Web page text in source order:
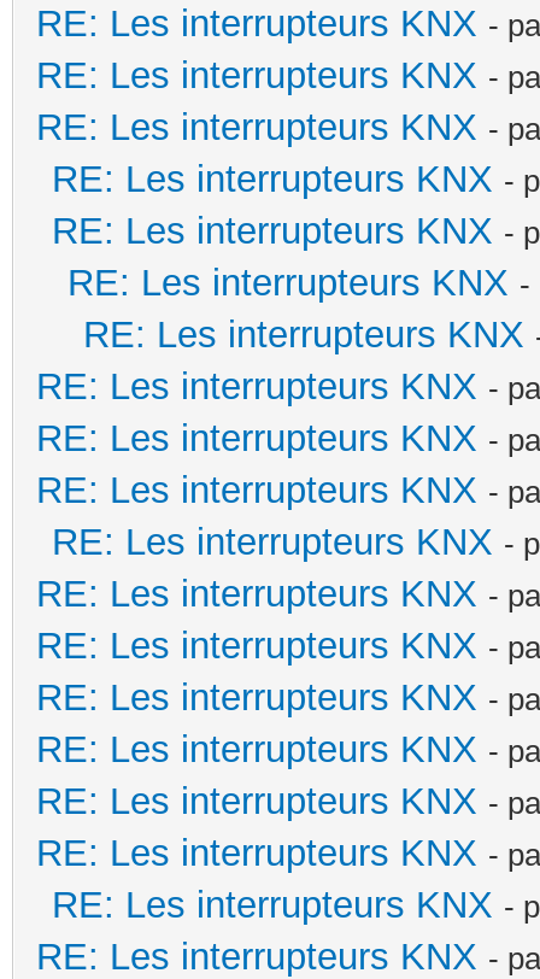
RE: Les interrupteurs KNX -
RE: Les interrupteurs KNX -
RE: Les interrupteurs KNX -
RE: Les interrupteurs KNX -
RE: Les interrupteurs KNX -
RE: Les interrupteurs KNX -
RE: Les interrupteurs KNX
RE: Les interrupteurs KNX -
RE: Les interrupteurs KNX -
RE: Les interrupteurs KNX -
RE: Les interrupteurs KNX -
RE: Les interrupteurs KNX -
RE: Les interrupteurs KNX -
RE: Les interrupteurs KNX -
RE: Les interrupteurs KNX -
RE: Les interrupteurs KNX -
RE: Les interrupteurs KNX -
RE: Les interrupteurs KNX -
RE: Les interrupteurs KNX -